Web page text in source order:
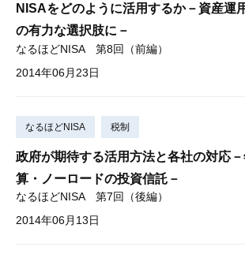
NISAをどのように活用するか－資産運
の有力な選択肢に－
なるほどNISA 第8回（前編）
2014年06月23日
なるほどNISA 税制
政府が期待する活用方法と各社の対応
算・ノーロードの投資信託－
なるほどNISA 第7回（後編）
2014年06月13日